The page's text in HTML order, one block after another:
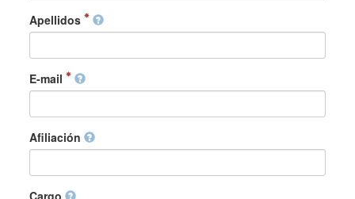
Apellidos
E-mail
Afiliación
Cargo